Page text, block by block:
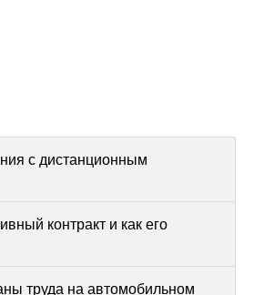
с дистанционным
контракт и как его
труда на автомобильном